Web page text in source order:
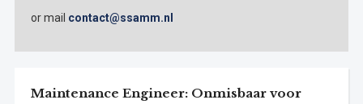
or mail contact@ssamm.nl
Maintenance Engineer: Onmisbaar voor